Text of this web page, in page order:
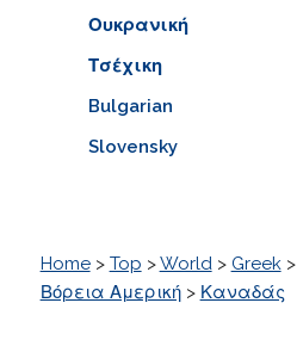
Ουκρανική
Τσέχικη
Bulgarian
Slovensky
Home> Top >World> Greek>
Βόρεια Αμερική> Καναδάς